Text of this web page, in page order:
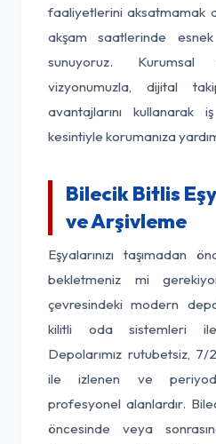
faaliyetlerini aksatmamak
akşam saatlerinde esnek
sunuyoruz. Kurumsal
vizyonumuzla, dijital
avantajlarını kullanarak
kesintiyle korumanıza
Bilecik Bitlis
ve Arşivleme
Eşyalarınızı taşımadan
bekletmeniz mi
çevresindeki modern
kilitli oda sistemleri
Depolarımız rutubetsiz, 7/
ile izlenen ve
profesyonel alanlardır.
öncesinde veya